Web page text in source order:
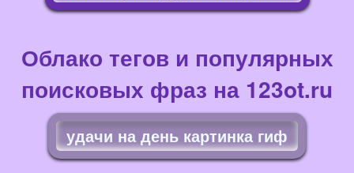
Облако тегов и популярных
поисковых фраз на 123ot.ru
удачи на день картинка гиф